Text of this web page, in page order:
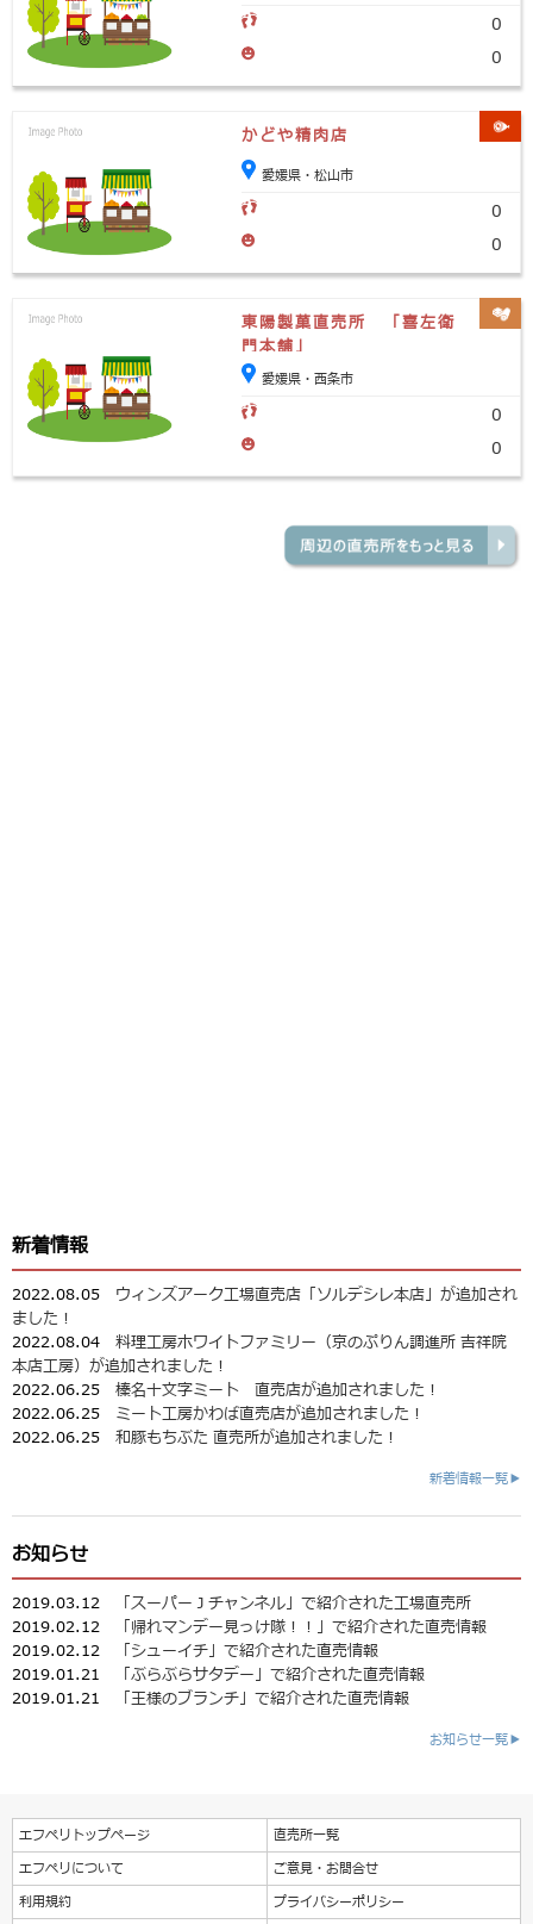
0
0
かどや精肉店
愛媛県・松山市
0
0
東陽製菓直売所 「喜左衛
門本舗」
愛媛県・西条市
0
0
新着情報
2022.08.05 ウィンズアーク工場直売店「ソルデシレ本店」が追加され
ました！
2022.08.04 料理工房ホワイトファミリー（京のぷりん調進所 吉祥院
本店工房）が追加されました！
2022.06.25 榛名十文字ミート 直売店が追加されました！
2022.06.25 ミート工房かわば直売店が追加されました！
2022.06.25 和豚もちぶた 直売所が追加されました！
新着情報一覧▶
お知らせ
2019.03.12
「スーパーＪチャンネル」で紹介された工場直売所
2019.02.12
「帰れマンデー見っけ隊！！」で紹介された直売情報
2019.02.12
「シューイチ」で紹介された直売情報
2019.01.21
「ぶらぶらサタデー」で紹介された直売情報
2019.01.21
「王様のブランチ」で紹介された直売情報
お知らせ一覧▶
エフペリトップページ
直売所一覧
エフペリについて
ご意見・お問合せ
利用規約
プライバシーポリシー